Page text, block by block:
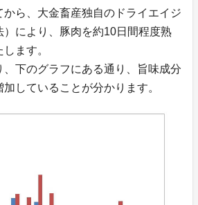
から、大金畜産独自のドライエイジ
）により、豚肉を約10日間程度熟
ます。
下のグラフにある通り、旨味成分
していることが分かります。